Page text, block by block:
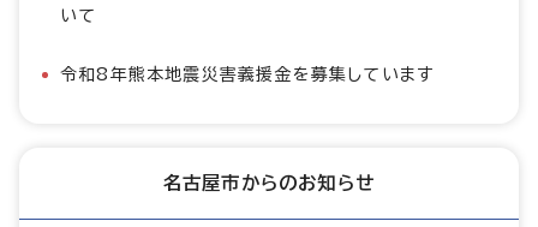
いて
令和8年熊本地震災害義援金を募集しています
名古屋市からのお知らせ